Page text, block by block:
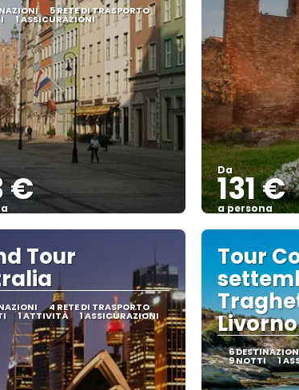
5 RETE DI TRASPORTO
1 ASSICURAZIONI
€
Vedere
Da
131 €
a persona
Tour
4 RETE DI TRASPORTO
1 ATTIVITÀ 1 ASSICURAZIONI
Tour
6
9 NOTTI 1